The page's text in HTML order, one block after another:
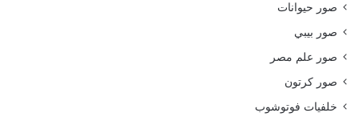
صور حيوانات
صور بيبي
صور علم مصر
صور كرتون
خلفيات فوتوشوب